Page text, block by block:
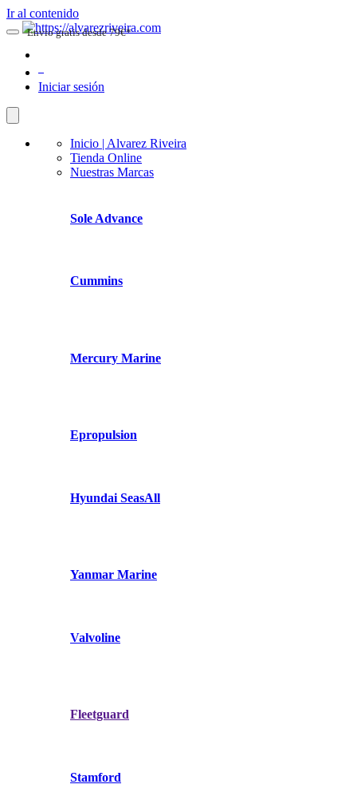
Ir al contenido
Iniciar sesión
Inicio | Alvarez Riveira
Tienda Online
Nuestras Marcas
Sole Advance
Cummins
Mercury Marine
Epropulsion
Hyundai SeasAll
Yanmar Marine
Valvoline
Fleetguard
Stamford
Envio gratis desde 79€*